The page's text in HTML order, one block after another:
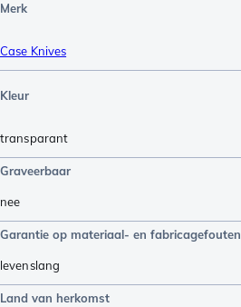
Merk
Case Knives
Kleur
transparant
Graveerbaar
nee
Garantie op materiaal- en fabricagefouten
levenslang
Land van herkomst